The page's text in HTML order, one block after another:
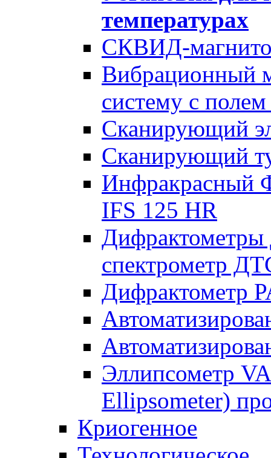
температурах
СКВИД-
Вибрационный
систему с
Сканирующий
Сканирующий
Инфракрасный
IFS 125 HR
спектрометр
Дифрактометр
Эллипсометр
Ellipsometer)
Криогенное